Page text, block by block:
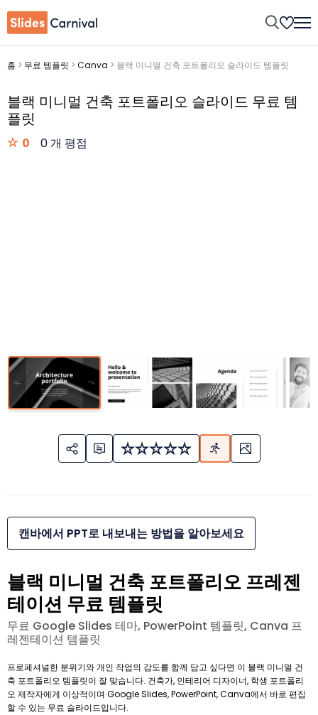
홈 > 무료 템플릿 > Canva > 블랙 미니멀 건축 포트폴리오 슬라이드 템플릿
블랙 미니멀 건축 포트폴리오 슬라이드 무료 템
플릿
0 0 개 평점
캔바에서 PPT로 내보내는 방법을 알아보세요
블랙 미니멀 건축 포트폴리오 프레젠
테이션 무료 템플릿
무료 Google Slides 테마, PowerPoint 템플릿, Canva 프
레젠테이션 템플릿
프로페셔널한 분위기와 개인 작업의 감도를 함께 담고 싶다면 이 블랙 미니멀 건
축 포트폴리오 템플릿이 잘 맞습니다. 건축가, 인테리어 디자이너, 학생 포트폴리
오 제작자에게 이상적이며 Google Slides, PowerPoint, Canva에서 바로 편집
할 수 있는 무료 슬라이드입니다.